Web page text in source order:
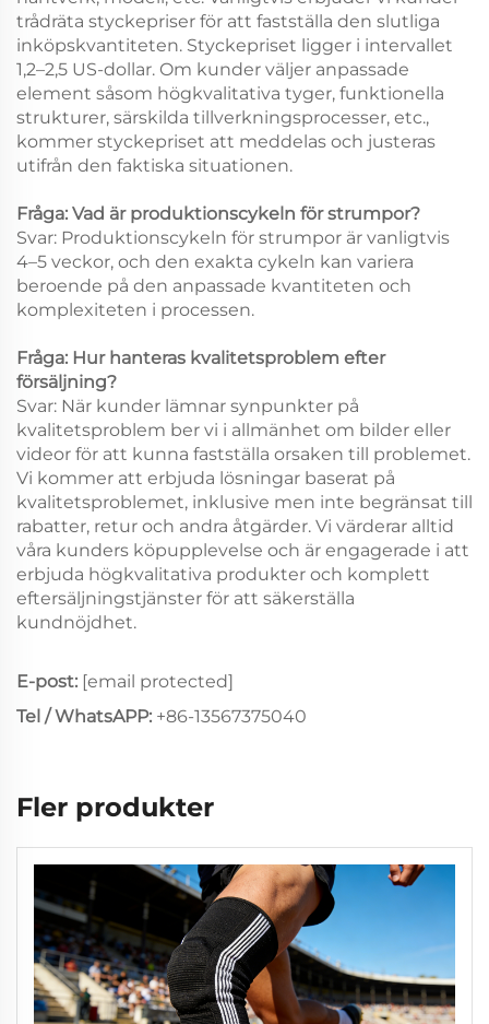
trådräta styckepriser för att fastställa den slutliga
inköpskvantiteten. Styckepriset ligger i intervallet
1,2–2,5 US-dollar. Om kunder väljer anpassade
element såsom högkvalitativa tyger, funktionella
strukturer, särskilda tillverkningsprocesser, etc.,
kommer styckepriset att meddelas och justeras
utifrån den faktiska situationen.
Fråga: Vad är produktionscykeln för strumpor?
Svar: Produktionscykeln för strumpor är vanligtvis
4–5 veckor, och den exakta cykeln kan variera
beroende på den anpassade kvantiteten och
komplexiteten i processen.
Fråga: Hur hanteras kvalitetsproblem efter
försäljning?
Svar: När kunder lämnar synpunkter på
kvalitetsproblem ber vi i allmänhet om bilder eller
videor för att kunna fastställa orsaken till problemet.
Vi kommer att erbjuda lösningar baserat på
kvalitetsproblemet, inklusive men inte begränsat till
rabatter, retur och andra åtgärder. Vi värderar alltid
våra kunders köpupplevelse och är engagerade i att
erbjuda högkvalitativa produkter och komplett
eftersäljningstjänster för att säkerställa
kundnöjdhet.
E-post: [email protected]
Tel / WhatsAPP: +86-13567375040
Fler produkter